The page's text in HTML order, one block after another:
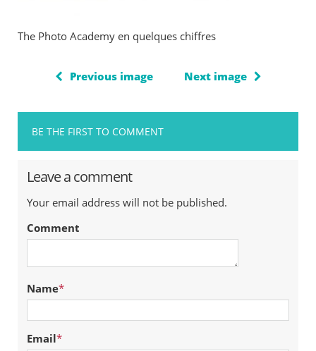
The Photo Academy en quelques chiffres
Previous image Next image
BE THE FIRST TO COMMENT
Leave a comment
Your email address will not be published.
Comment
Name*
Email*